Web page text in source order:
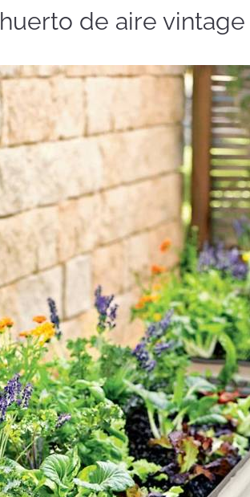
huerto de aire vintage